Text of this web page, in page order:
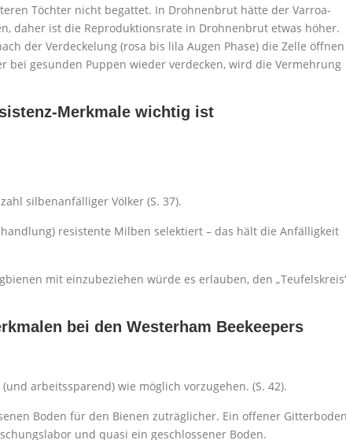
Töchter nicht begattet. In Drohnenbrut hätte der Varroa-
daher ist die Reproduktionsrate in Drohnenbrut etwas höher.
der Verdeckelung (rosa bis lila Augen Phase) die Zelle öffnen
bei gesunden Puppen wieder verdecken, wird die Vermehrung
Merkmale wichtig ist
silbenanfälliger Völker (S. 37).
resistente Milben selektiert – das hält die Anfälligkeit
mit einzubeziehen würde es erlauben, den
bei den Westerham Beekeepers
arbeitssparend) wie möglich vorzugehen. (S. 42).
Boden für den Bienen zuträglicher. Ein offener
und quasi ein geschlossener Boden.